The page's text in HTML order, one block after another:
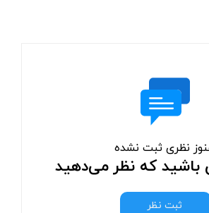
نظری ثبت نشده
باشید که نظر می‌دهید
ثبت نظر